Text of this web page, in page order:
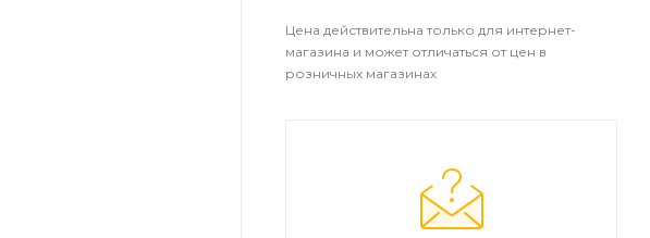
Цена действительна только для интернет-
магазина и может отличаться от цен в
розничных магазинах